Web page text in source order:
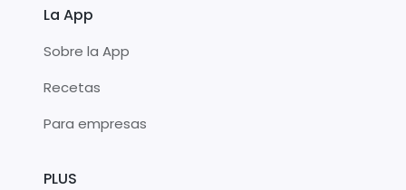
La App
Sobre la App
Recetas
Para empresas
PLUS